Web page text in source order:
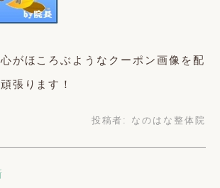
がほころぶようなクーポン画像を配
張ります！
投稿者: なのはな整体院